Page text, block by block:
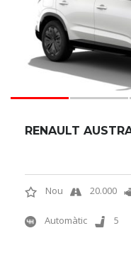
Nou 20.000
Automàtic 5